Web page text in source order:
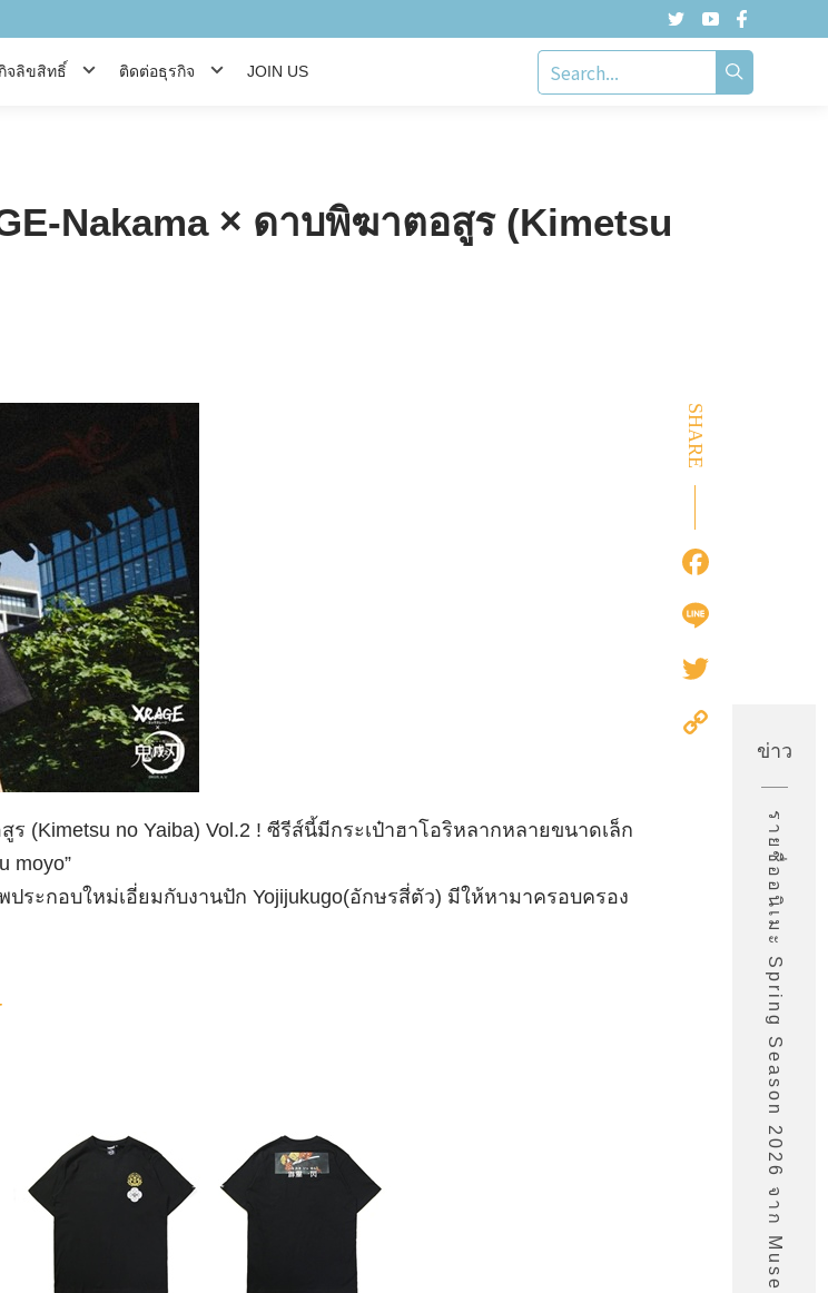
จลิขสิทธิ์ ติดต่อธุรกิจ JOIN US
Nakama × ดาบพิฆาตอสูร (Kimetsu
(Kimetsu no Yaiba) Vol.2 ! ซีรีส์นี้มีกระเป๋าฮาโอริหลากหลายขนาดเล็ก
moyo”
ประกอบใหม่เอี่ยมกับงานปัก Yojijukugo(อักษรสี่ตัว) มีให้หามาครอบครอง
SHARE
Link
ข่าว
รายชื่ออนิเมะ Spring Season 2026 จาก Muse